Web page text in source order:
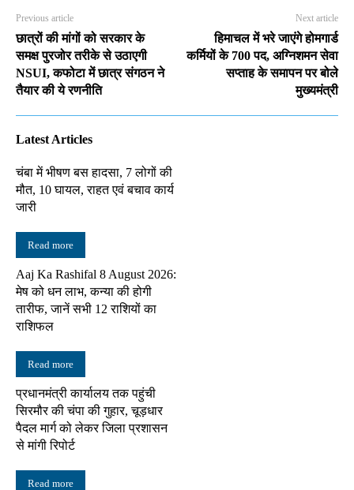
Previous article
छात्रों की मांगों को सरकार के
समक्ष पुरजोर तरीके से उठाएगी
NSUI, कफोटा में छात्र संगठन ने
तैयार की ये रणनीति
Next article
हिमाचल में भरे जाएंगे होमगार्ड
कर्मियों के 700 पद, अग्निशमन सेवा
सप्ताह के समापन पर बोले
मुख्यमंत्री
Latest Articles
चंबा में भीषण बस हादसा, 7 लोगों की
मौत, 10 घायल, राहत एवं बचाव कार्य
जारी
Read more
Aaj Ka Rashifal 8 August 2026:
मेष को धन लाभ, कन्या की होगी
तारीफ, जानें सभी 12 राशियों का
राशिफल
Read more
प्रधानमंत्री कार्यालय तक पहुंची
सिरमौर की चंपा की गुहार, चूड़धार
पैदल मार्ग को लेकर जिला प्रशासन
से मांगी रिपोर्ट
Read more